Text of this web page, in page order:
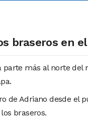
braseros en
más al norte del
de Adriano desde el
braseros.